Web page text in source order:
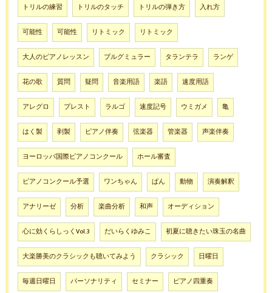
トリルの練習 トリルのタッチ トリルの弾き方 入れ方
可能性 可能性 リトミック リトミック
大人のピアノレッスン ブルグミュラー タランテラ ランゲ
花の歌 質問 疑問 音楽用語 楽語 速度用語
アレグロ プレスト ラルゴ 速度記号 ウミガメ 亀
はく製 剥製 ピアノ伴奏 弦楽器 管楽器 声楽伴奏
ヨーロッパ国際ピアノコンクール ホール審査
ピアノコンクール予選 ワンちゃん ぱん 動物 演奏解釈
アナリーゼ 分析 楽曲分析 和声 オーディション
心に効くらしっくVol.3 だいらくゆみこ 初夏に聴きたい珠玉の名曲
大楽勝美のクラシックも聴いてみよう クラシック 日曜日
毎週日曜日 パーソナリティ セミナー ピアノ四重奏